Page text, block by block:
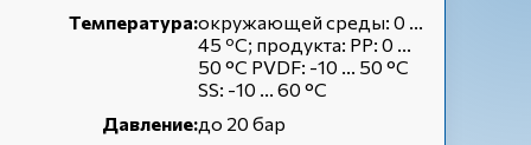
Температура:окружающей среды: 0 ...
45 ºC; продукта: PP: 0 ...
50 °C PVDF: -10 ... 50 °C
SS: -10 ... 60 °C
Давление:до 20 бар